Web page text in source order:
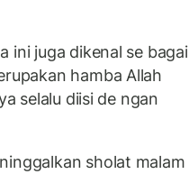
ini juga dikenal se bagai
hamba Allah
selalu diisi de ngan
sholat malam